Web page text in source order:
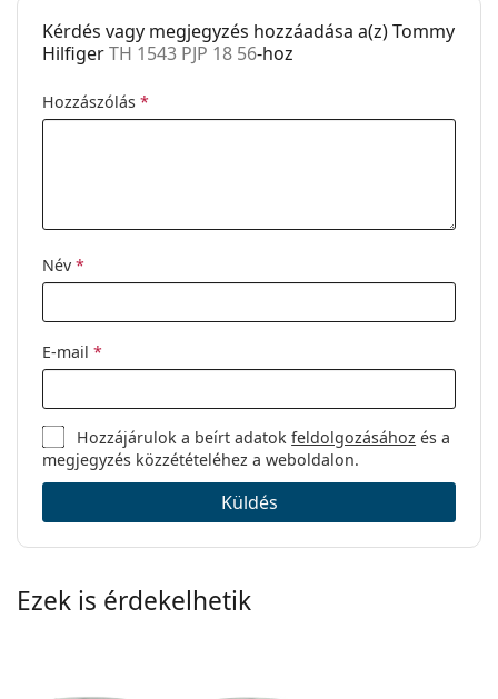
Egyéb
Férfi
Kategória:
Kérdés vagy megjegyzés hozzáadása a(z) Tommy
HilfigerTH 1543 PJP 18 56-hoz
Hozzászólás *
Név *
E-mail *
Hozzájárulok a beírt adatokfeldolgozásához és a
megjegyzés közzétételéhez a weboldalon.
Küldés
Ezek is érdekelhetik